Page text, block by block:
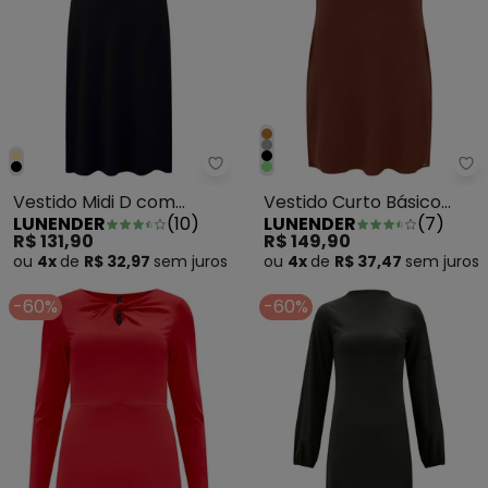
Lunender - Vestido Midi D com
Vestido Midi D com
Bolsos Laterais Preto
LUNENDER (10)
R$ 131,90
ou 4x de R$ 32,97 sem juros
Vestido Curto Básico
com Bolsos Marrom
LUNENDER (7)
R$ 149,90
ou 4x de R$ 37,47 sem juros
-60% -60%